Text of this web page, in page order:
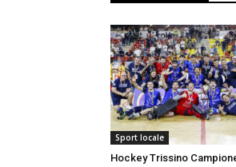
Sport locale
Hockey Trissino